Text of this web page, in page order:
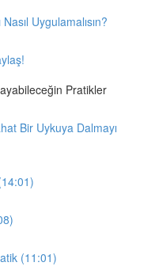
Uygulamalısın?
Pratikler
Bir Uykuya Dalmayı
(11:01)